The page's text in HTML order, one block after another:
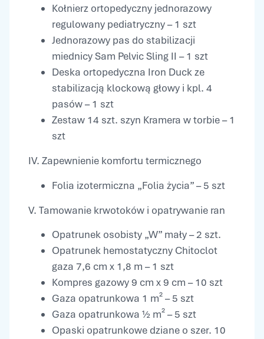
Kołnierz ortopedyczny jednorazowy
regulowany pediatryczny – 1 szt
Jednorazowy pas do stabilizacji
miednicy Sam Pelvic Sling II – 1 szt
Deska ortopedyczna Iron Duck ze
stabilizacją klockową głowy i kpl. 4
pasów – 1 szt
Zestaw 14 szt. szyn Kramera w torbie – 1
szt
IV. Zapewnienie komfortu termicznego
Folia izotermiczna „Folia życia” – 5 szt
V. Tamowanie krwotoków i opatrywanie ran
Opatrunek osobisty „W” mały – 2 szt.
Opatrunek hemostatyczny Chitoclot
gaza 7,6 cm x 1,8 m – 1 szt
Kompres gazowy 9 cm x 9 cm – 10 szt
Gaza opatrunkowa 1 m² – 5 szt
Gaza opatrunkowa ½ m² – 5 szt
Opaski opatrunkowe dziane o szer. 10